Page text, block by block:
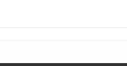
直下。